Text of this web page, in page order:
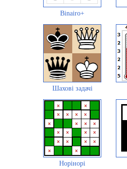
Binairo+
Шахові задачі
Норінорі